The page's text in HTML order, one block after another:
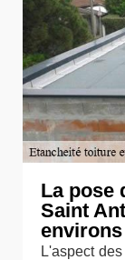
La pose
Saint
environs
L'aspect